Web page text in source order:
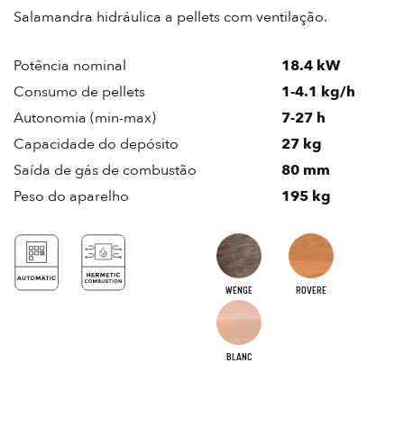
Salamandra hidráulica a pellets com ventilação.
Potência nominal
18.4 kW
Consumo de pellets
1-4.1 kg/h
Autonomia (min-max)
7-27 h
Capacidade do depósito
27 kg
Saída de gás de combustão
80 mm
Peso do aparelho
195 kg
WENGE ROVERE
BLANC